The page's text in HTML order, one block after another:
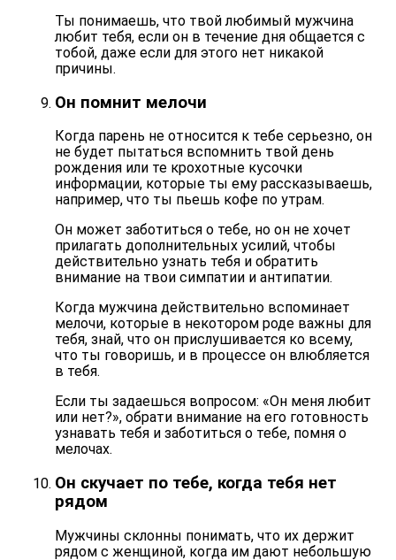
Ты понимаешь, что твой любимый мужчина
любит тебя, если он в течение дня общается с
тобой, даже если для этого нет никакой
причины.
Он помнит мелочи
Когда парень не относится к тебе серьезно, он
не будет пытаться вспомнить твой день
рождения или те крохотные кусочки
информации, которые ты ему рассказываешь,
например, что ты пьешь кофе по утрам.
Он может заботиться о тебе, но он не хочет
прилагать дополнительных усилий, чтобы
действительно узнать тебя и обратить
внимание на твои симпатии и антипатии.
Когда мужчина действительно вспоминает
мелочи, которые в некотором роде важны для
тебя, знай, что он прислушивается ко всему,
что ты говоришь, и в процессе он влюбляется
в тебя.
Если ты задаешься вопросом: «Он меня любит
или нет?», обрати внимание на его готовность
узнавать тебя и заботиться о тебе, помня о
мелочах.
Он скучает по тебе, когда тебя нет
рядом
Мужчины склонны понимать, что их держит
рядом с женщиной, когда им дают небольшую